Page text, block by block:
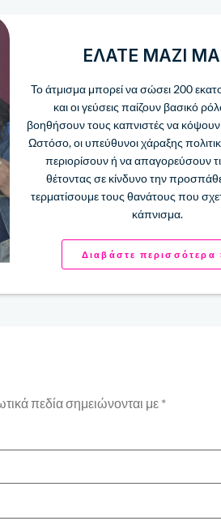
ΕΛΆΤΕ ΜΑΖΊ
Το άτμισμα μπορεί να σώσει 200
και οι γεύσεις παίζουν βασικό
βοηθήσουν τους καπνιστές να
Ωστόσο, οι υπεύθυνοι χάραξης
περιορίσουν ή να απαγορεύσουν
θέτοντας σε κίνδυνο την
τερματίσουμε τους θανάτους που
κάπνισμα.
Διαβάστε περισσότερα
πεδία σημειώνονται με *